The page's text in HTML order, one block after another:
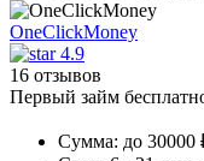
OneClickMoney
4.9
16 отзывов
Первый займ
Сумма: до 30000